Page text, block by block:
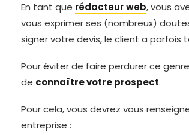
En tant que rédacteur web, vous
vous exprimer ses (nombreux)
signer votre devis, le client a parfois
Pour éviter de faire perdurer ce
de connaître votre prospect.
Pour cela, vous devrez vous
entreprise :